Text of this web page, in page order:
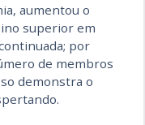
aumentou o
superior em
por
de membros
demonstra o